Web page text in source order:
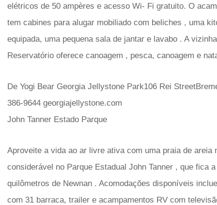
elétricos de 50 ampères e acesso Wi- Fi gratuito. O
tem cabines para alugar mobiliado com beliches , uma
equipada, uma pequena sala de jantar e lavabo . A
Reservatório oferece canoagem , pesca, canoagem e
De Yogi Bear Georgia Jellystone Park106 Rei
386-9644 georgiajellystone.com
John Tanner Estado Parque
Aproveite a vida ao ar livre ativa com uma praia de areia
considerável no Parque Estadual John Tanner , que fica
quilômetros de Newnan . Acomodações disponíveis
com 31 barraca, trailer e acampamentos RV com